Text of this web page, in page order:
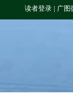
读者登录 广图